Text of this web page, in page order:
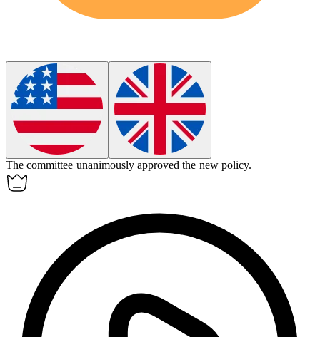
The committee unanimously approved the new policy.